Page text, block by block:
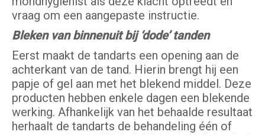
vraag om een aangepaste instructie.
Bleken van binnenuit bij ‘dode’ tanden
Eerst maakt de tandarts een opening aan de
achterkant van de tand. Hierin brengt hij een
papje of gel aan met het blekend middel. Deze
producten hebben enkele dagen een blekende
werking. Afhankelijk van het behaalde resultaat
herhaalt de tandarts de behandeling één of